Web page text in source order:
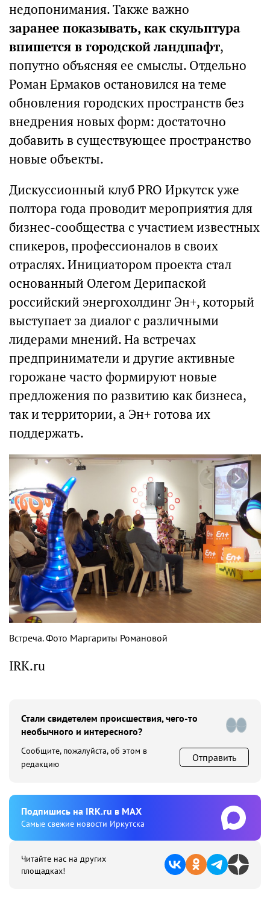
недопонимания. Также важно
заранее показывать, как скульптура
впишется в городской ландшафт,
попутно объясняя ее смыслы. Отдельно
Роман Ермаков остановился на теме
обновления городских пространств без
внедрения новых форм: достаточно
добавить в существующее пространство
новые объекты.
Дискуссионный клуб PRO Иркутск уже
полтора года проводит мероприятия для
бизнес-сообщества с участием известных
спикеров, профессионалов в своих
отраслях. Инициатором проекта стал
основанный Олегом Дерипаской
российский энергохолдинг Эн+, который
выступает за диалог с различными
лидерами мнений. На встречах
предприниматели и другие активные
горожане часто формируют новые
предложения по развитию как бизнеса,
так и территории, а Эн+ готова их
поддержать.
Встреча. Фото Маргариты Романовой
IRK.ru
Стали свидетелем происшествия, чего-то
необычного и интересного?
Сообщите, пожалуйста, об этом в
редакцию
Отправить
Подпишиcь на IRK.ru в MAX
Cамые свежие новости Иркутска
Читайте нас на других
площадках!